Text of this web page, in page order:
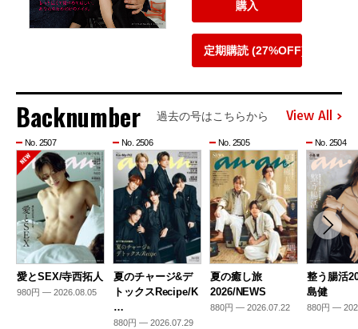
購入
定期購読 (27%OFF)
Backnumber 過去の号はこちらから View All
No. 2507
愛とSEX/寺西拓人
980円 — 2026.08.05
No. 2506
夏のチャージ&デ
トックスRecipe/K
…
880円 — 2026.07.29
No. 2505
夏の癒し旅
2026/NEWS
880円 — 2026.07.22
No. 2504
整う腸活
島健
880円 —